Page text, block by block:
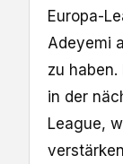
Europa-
Adeyemi
zu
in der
League,